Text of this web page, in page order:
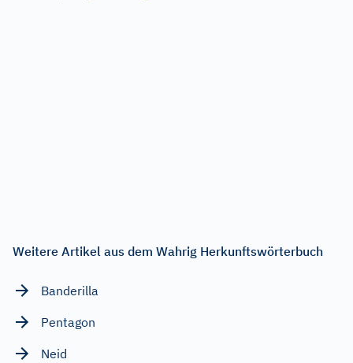
Weitere Artikel aus dem Wahrig Herkunftswörterbuch
Banderilla
Pentagon
Neid